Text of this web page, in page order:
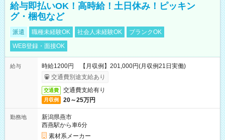
給与即払いOK！高時給！土日休み！ピッキン
グ・梱包など
派遣 職種未経験OK 社会人未経験OK
ブランクOK
WEB登録・面接OK
給与
時給1200円 【月収例】201,000円(月収例21日実働)
交通費別途支給あり
交通費 交通費支給有り
月収例 20～25万円
勤務地
新潟県燕市
西燕駅から車6分
素材系メーカー